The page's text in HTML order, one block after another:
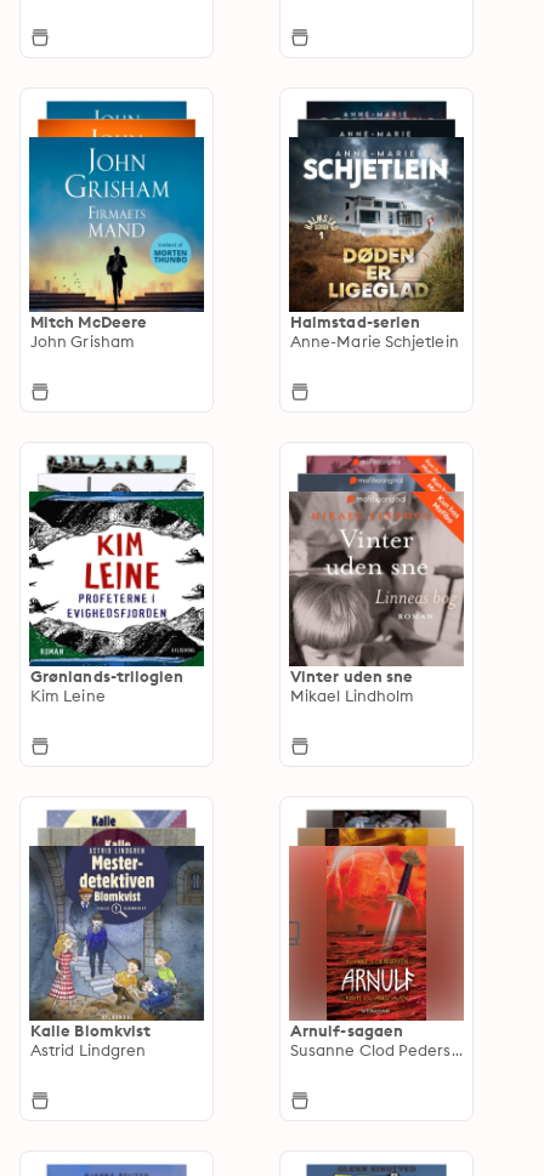
Mitch McDeere
John Grisham
Halmstad-serien
Anne-Marie Schjetlein
Grønlands-trilogien
Kim Leine
Vinter uden sne
Mikael Lindholm
Kalle Blomkvist
Astrid Lindgren
Arnulf-sagaen
Susanne Clod Pedersen